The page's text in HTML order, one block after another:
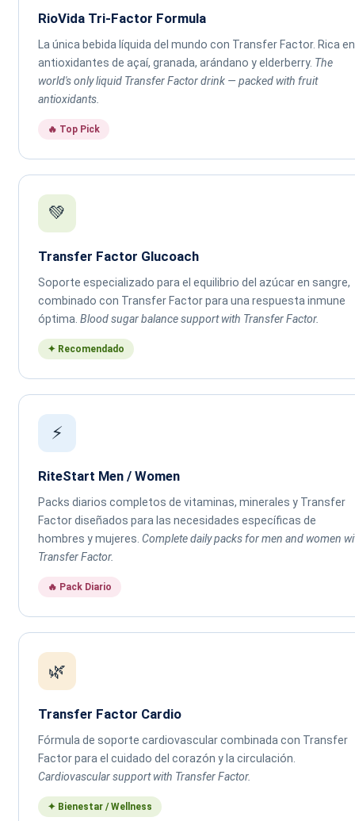
RioVida Tri-Factor Formula
La única bebida líquida del mundo con Transfer Factor. Rica en
antioxidantes de açaí, granada, arándano y elderberry. The
world's only liquid Transfer Factor drink — packed with fruit
antioxidants.
🔥 Top Pick
💚
Transfer Factor Glucoach
Soporte especializado para el equilibrio del azúcar en sangre,
combinado con Transfer Factor para una respuesta inmune
óptima. Blood sugar balance support with Transfer Factor.
✦ Recomendado
⚡
RiteStart Men / Women
Packs diarios completos de vitaminas, minerales y Transfer
Factor diseñados para las necesidades específicas de
hombres y mujeres. Complete daily packs for men and women
Transfer Factor.
🔥 Pack Diario
🌿
Transfer Factor Cardio
Fórmula de soporte cardiovascular combinada con Transfer
Factor para el cuidado del corazón y la circulación.
Cardiovascular support with Transfer Factor.
✦ Bienestar / Wellness